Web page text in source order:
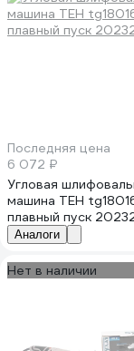
Последняя цена
6 072 ₽
Угловая
машина ТЕН
плавный пуск
Аналоги
Нет в наличии